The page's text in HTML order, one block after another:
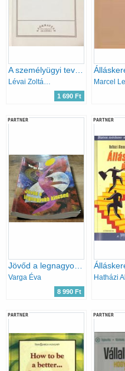
Lévai Zoltán; Bauer János
1 690 Ft
PARTNER
Varga Éva
8 990 Ft
PARTNER
PARTNER PARTNER